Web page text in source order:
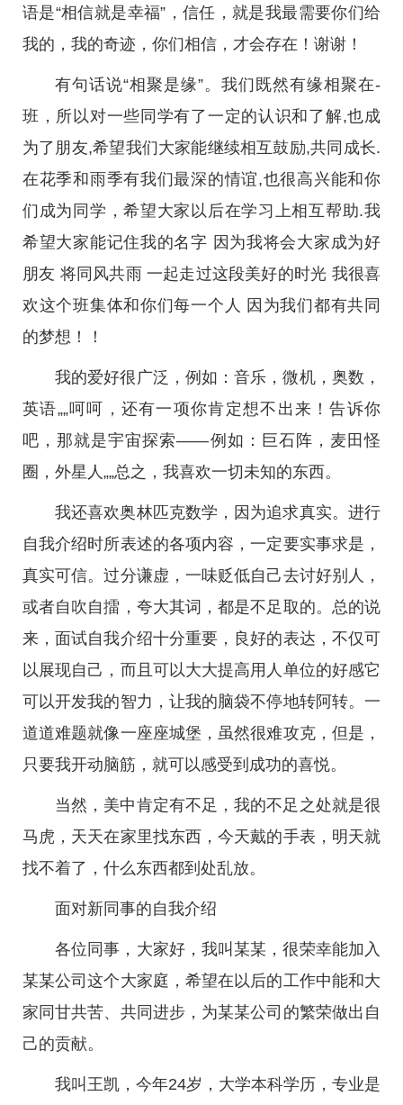
语是“相信就是幸福”，信任，就是我最需要你们给
我的，我的奇迹，你们相信，才会存在！谢谢！
有句话说“相聚是缘”。我们既然有缘相聚在-
班，所以对一些同学有了一定的认识和了解,也成
为了朋友,希望我们大家能继续相互鼓励,共同成长.
在花季和雨季有我们最深的情谊,也很高兴能和你
们成为同学，希望大家以后在学习上相互帮助.我
希望大家能记住我的名字 因为我将会大家成为好
朋友 将同风共雨 一起走过这段美好的时光 我很喜
欢这个班集体和你们每一个人 因为我们都有共同
的梦想！！
我的爱好很广泛，例如：音乐，微机，奥数，
英语„„呵呵，还有一项你肯定想不出来！告诉你
吧，那就是宇宙探索——例如：巨石阵，麦田怪
圈，外星人„„总之，我喜欢一切未知的东西。
我还喜欢奥林匹克数学，因为追求真实。进行
自我介绍时所表述的各项内容，一定要实事求是，
真实可信。过分谦虚，一味贬低自己去讨好别人，
或者自吹自擂，夸大其词，都是不足取的。总的说
来，面试自我介绍十分重要，良好的表达，不仅可
以展现自己，而且可以大大提高用人单位的好感它
可以开发我的智力，让我的脑袋不停地转阿转。一
道道难题就像一座座城堡，虽然很难攻克，但是，
只要我开动脑筋，就可以感受到成功的喜悦。
当然，美中肯定有不足，我的不足之处就是很
马虎，天天在家里找东西，今天戴的手表，明天就
找不着了，什么东西都到处乱放。
面对新同事的自我介绍
各位同事，大家好，我叫某某，很荣幸能加入
某某公司这个大家庭，希望在以后的工作中能和大
家同甘共苦、共同进步，为某某公司的繁荣做出自
己的贡献。
我叫王凯，今年24岁，大学本科学历，专业是